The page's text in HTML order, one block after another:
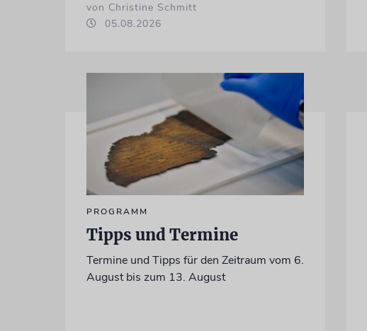
von Christine Schmitt
05.08.2026
PROGRAMM
Tipps und Termine
Termine und Tipps für den Zeitraum vom 6.
August bis zum 13. August